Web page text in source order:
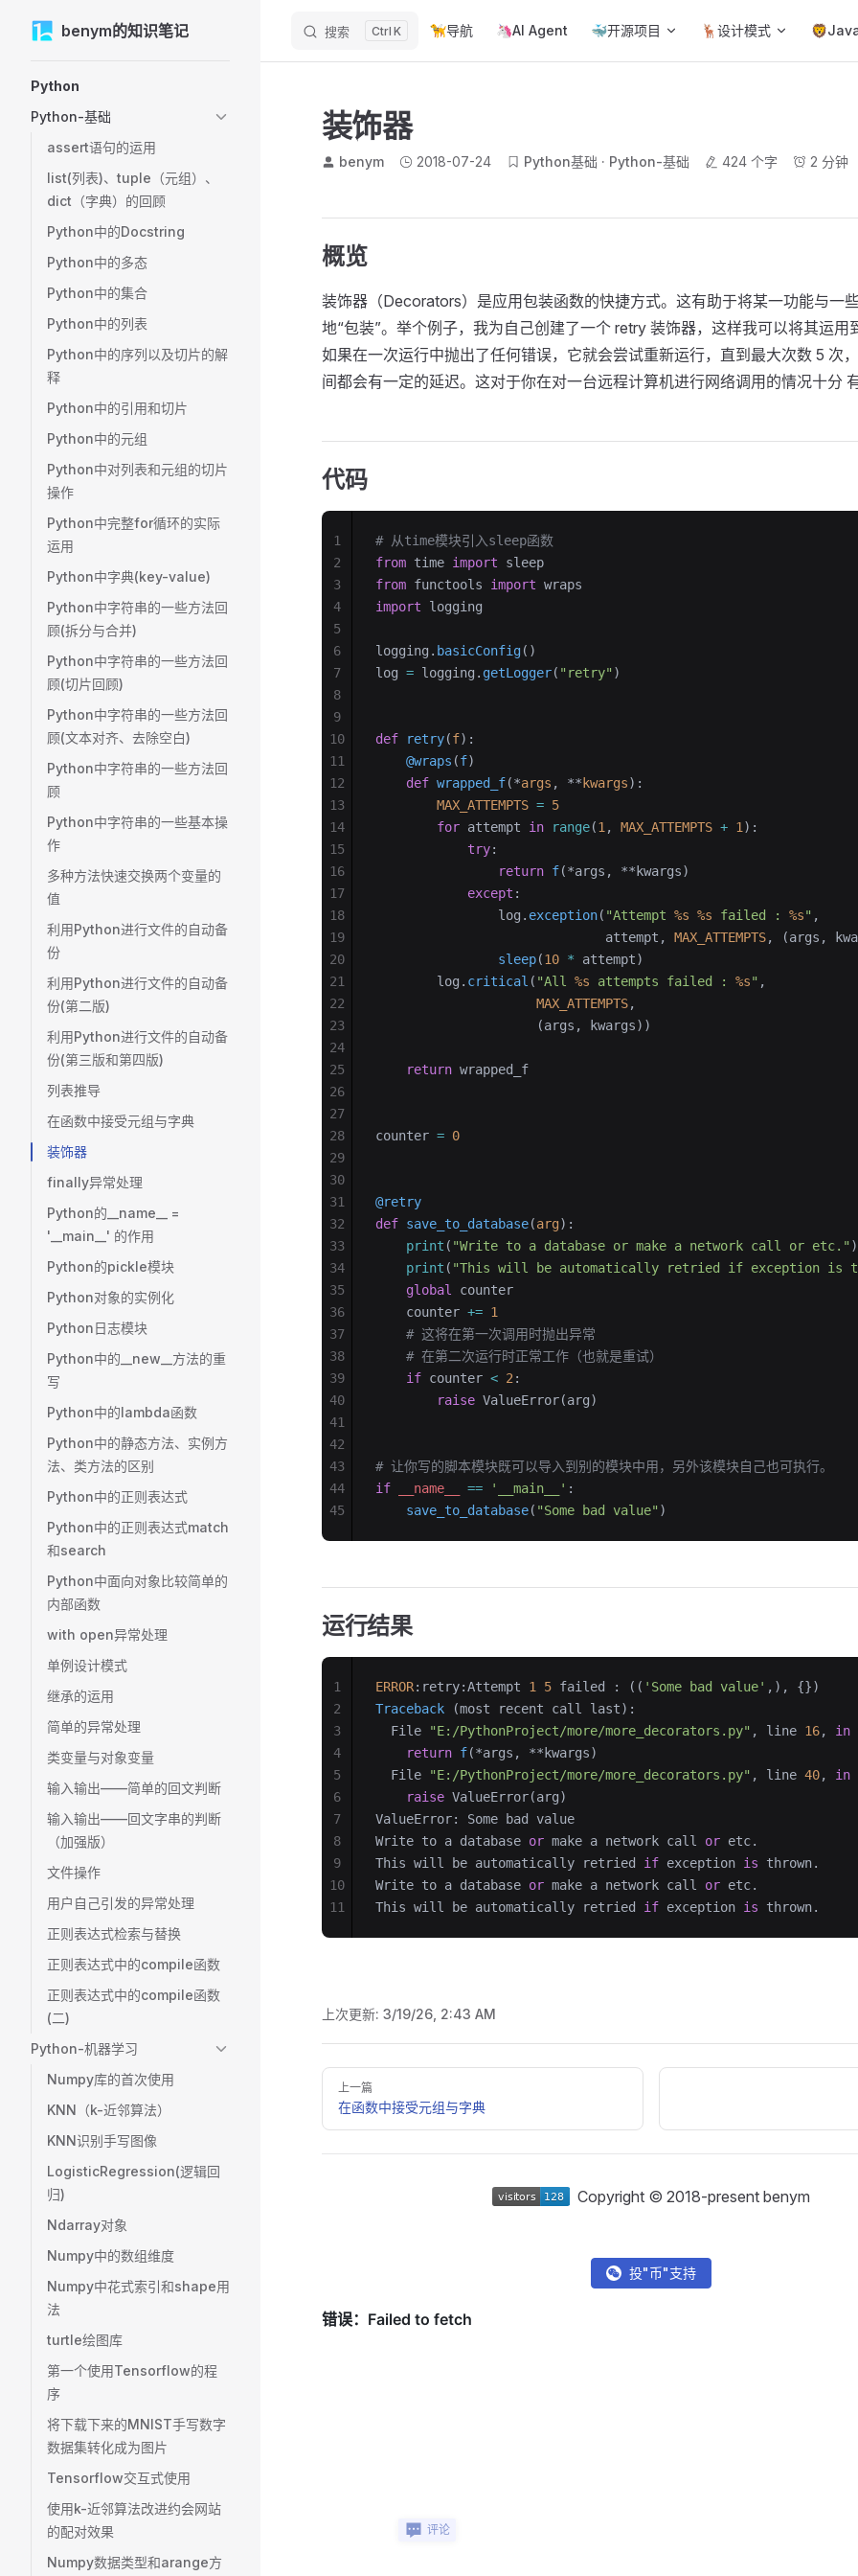
Skip to content
benym的知识笔记 搜索 K 🦮导航 🦄AI Agent 🐳开源项目 🦌设计模式
Python
Python-基础
assert语句的运用
list(列表)、tuple（元组）、
dict（字典）的回顾
Python中的Docstring
Python中的多态
Python中的集合
Python中的列表
Python中的序列以及切片的解
释
Python中的引用和切片
Python中的元组
Python中对列表和元组的切片
操作
Python中完整for循环的实际
运用
Python中字典(key-value)
Python中字符串的一些方法回
顾(拆分与合并)
Python中字符串的一些方法回
顾(切片回顾)
Python中字符串的一些方法回
顾(文本对齐、去除空白)
Python中字符串的一些方法回
顾
Python中字符串的一些基本操
作
多种方法快速交换两个变量的
值
利用Python进行文件的自动备
份
利用Python进行文件的自动备
份(第二版)
利用Python进行文件的自动备
份(第三版和第四版)
列表推导
在函数中接受元组与字典
装饰器
finally异常处理
Python的__name__ =
'__main__' 的作用
Python的pickle模块
Python对象的实例化
Python日志模块
Python中的__new__方法的重
写
Python中的lambda函数
Python中的静态方法、实例方
法、类方法的区别
Python中的正则表达式
Python中的正则表达式match
和search
Python中面向对象比较简单的
内部函数
with open异常处理
单例设计模式
继承的运用
简单的异常处理
类变量与对象变量
输入输出——简单的回文判断
输入输出——回文字串的判断
（加强版）
文件操作
用户自己引发的异常处理
正则表达式检索与替换
正则表达式中的compile函数
正则表达式中的compile函数
(二)
Python-机器学习
Numpy库的首次使用
KNN（k-近邻算法）
KNN识别手写图像
LogisticRegression(逻辑回
归)
Ndarray对象
Numpy中的数组维度
Numpy中花式索引和shape用
法
turtle绘图库
第一个使用Tensorflow的程
序
将下载下来的MNIST手写数字
数据集转化成为图片
Tensorflow交互式使用
使用k-近邻算法改进约会网站
的配对效果
Numpy数据类型和arange方
装饰器
benym 2018-07-24 Python基础 Python-基础 424 个字 2 分钟
概览
装饰器（Decorators）是应用包装函数的快捷方式。这有助于将某一功能与一
地“包装”。举个例子，我为自己创建了一个 retry 装饰器，这样我可以将其运用
如果在一次运行中抛出了任何错误，它就会尝试重新运行，直到最大次数 5 次
间都会有一定的延迟。这对于你在对一台远程计算机进行网络调用的情况十分 有
代码
# 从time模块引入sleep函数
from time import sleep
from functools import wraps
import logging
logging. basicConfig()
log = logging. getLogger( "retry" )
def retry(f):
    @wraps
(f)
    def
wrapped_f(*args , ** kwargs):
        MAX_ATTEMPTS
= 5
        for
attempt in range(1 , MAX_ATTEMPTS + 1 ):
            try
:
                return
f(*args, **kwargs)
            except
:
                log.
exception( "Attempt %s %s failed : %s" ,
                              attempt,
MAX_ATTEMPTS, (args,
                sleep
(10 * attempt)
        log.
critical ( "All %s attempts failed : %s" ,
                     MAX_ATTEMPTS
,
                     (args, kwargs))
    return
wrapped_f
counter = 0
@retry
def save_to_database(arg):
    print
( "Write to a database or make a network call or etc." )
    print
( "This will be automatically retried if exception is
    global
counter
    counter
+= 1
    # 这将在第一次调用时抛出异常
    # 在第二次运行时正常工作（也就是重试）
    if
counter < 2 :
        raise
ValueError(arg)
# 让你写的脚本模块既可以导入到别的模块中用，另外该模块自己也可执行。
if __name__ == '__main__' :
    save_to_database
( "Some bad value" )
1
2
3
4
5
6
7
8
9
10
11
12
13
14
15
16
17
18
19
20
21
22
23
24
25
26
27
28
29
30
31
32
33
34
35
36
37
38
39
40
41
42
43
44
45
运行结果
ERROR:retry:Attempt 1 5 failed : (( 'Some bad value' ,), {})
Traceback (most recent call last):
  File
"E:/PythonProject/more/more_decorators.py" , line 16, in
    return
f(*args, **kwargs)
  File
"E:/PythonProject/more/more_decorators.py" , line 40, in
    raise
ValueError(arg)
ValueError: Some bad value
Write to a database or make a network call or etc.
This will be automatically retried if exception is thrown.
Write to a database or make a network call or etc.
This will be automatically retried if exception is thrown.
1
2
3
4
5
6
7
8
9
10
11
上次更新: 3/19/26, 2:43 AM
Pager
上一篇
在函数中接受元组与字典
Copyright © 2018-present benym
投"币"支持
评论